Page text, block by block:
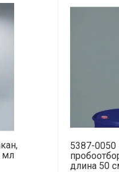
мл
5387-
длина 50